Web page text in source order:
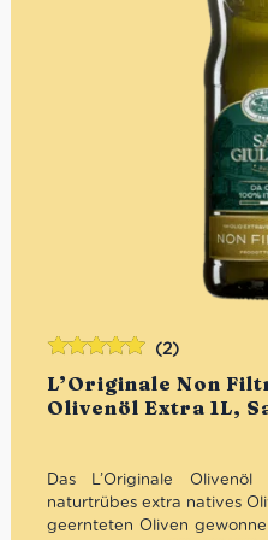
L’Originale Non
Olivenöl Extra 1L,
(2)
Das L’Originale
naturtrübes extra natives
geernteten Oliven
Bewertet
mit5.00von
5